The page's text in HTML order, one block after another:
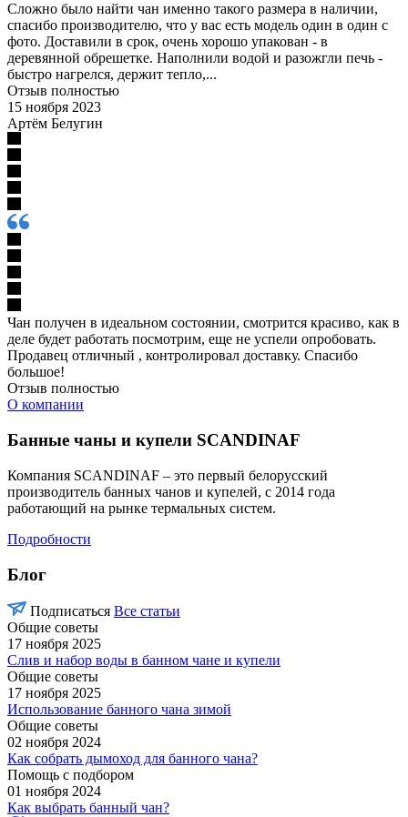
Сложно было найти чан именно такого размера в наличии,
спасибо производителю, что у вас есть модель один в один с
фото. Доставили в срок, очень хорошо упакован - в
деревянной обрешетке. Наполнили водой и разожгли печь -
быстро нагрелся, держит тепло,...
Отзыв полностью
15 ноября 2023
Артём Белугин
Чан получен в идеальном состоянии, смотрится красиво, как в
деле будет работать посмотрим, еще не успели опробовать.
Продавец отличный , контролировал доставку. Спасибо
большое!
Отзыв полностью
О компании
Банные чаны и купели SCANDINAF
Компания SCANDINAF – это первый белорусский
производитель банных чанов и купелей, с 2014 года
работающий на рынке термальных систем.
Подробности
Блог
Подписаться Все статьи
Общие советы
17 ноября 2025
Слив и набор воды в банном чане и купели
Общие советы
17 ноября 2025
Использование банного чана зимой
Общие советы
02 ноября 2024
Как собрать дымоход для банного чана?
Помощь с подбором
01 ноября 2024
Как выбрать банный чан?